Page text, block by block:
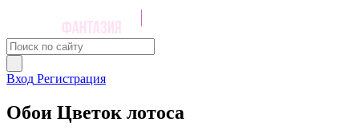
Вход Регистрация
Обои Цветок лотоса